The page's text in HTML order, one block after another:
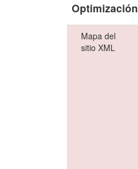
Optimización
Mapa del
sitio XML